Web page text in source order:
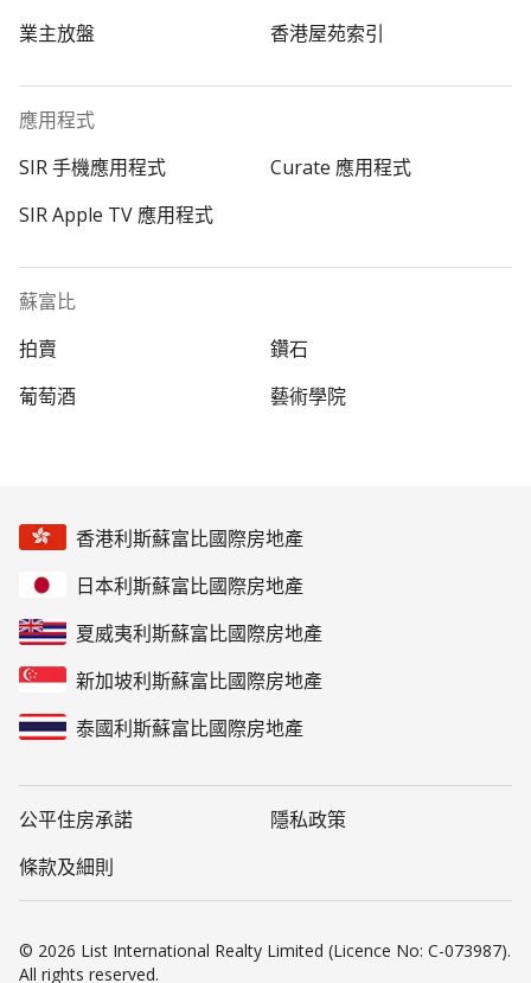
業主放盤
香港屋苑索引
應用程式
SIR 手機應用程式
Curate 應用程式
SIR Apple TV 應用程式
蘇富比
拍賣
鑽石
葡萄酒
藝術學院
香港利斯蘇富比國際房地產
日本利斯蘇富比國際房地產
夏威夷利斯蘇富比國際房地產
新加坡利斯蘇富比國際房地產
泰國利斯蘇富比國際房地產
公平住房承諾
隱私政策
條款及細則
© 2026 List International Realty Limited (Licence No: C-073987).
All rights reserved.